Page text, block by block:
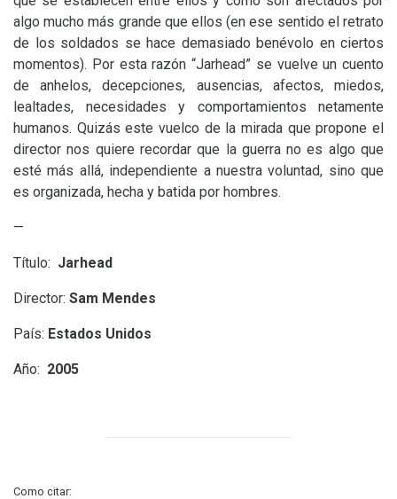
algo mucho más grande que ellos (en ese sentido el retrato
de los soldados se hace demasiado benévolo en ciertos
momentos). Por esta razón “Jarhead” se vuelve un cuento
de anhelos, decepciones, ausencias, afectos, miedos,
lealtades, necesidades y comportamientos netamente
humanos. Quizás este vuelco de la mirada que propone el
director nos quiere recordar que la guerra no es algo que
esté más allá, independiente a nuestra voluntad, sino que
es organizada, hecha y batida por hombres.
—
Título: Jarhead
Director: Sam Mendes
País: Estados Unidos
Año: 2005
Como citar: